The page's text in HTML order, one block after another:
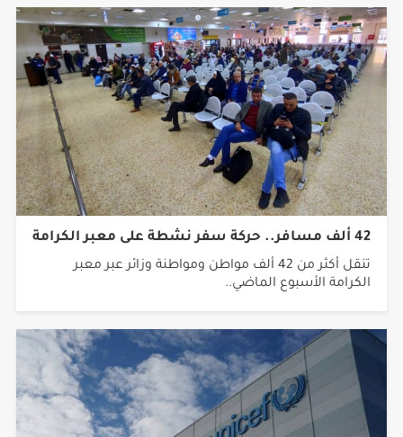
42 ألف مسافر.. حركة سفر نشطة على معبر الكرامة
تنقل أكثر من 42 ألف مواطن ومواطنة وزائر عبر معبر
الكرامة الأسبوع الماضي..